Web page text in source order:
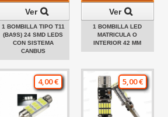
Ver
1 BOMBILLA TIPO T11
(BA9S) 24 SMD LEDS
CON SISTEMA
CANBUS
Ver
1 BOMBILLA LED
MATRICULA O
INTERIOR 42 MM
4,00 € 5,00 €